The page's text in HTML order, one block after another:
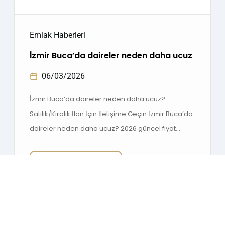
Emlak Haberleri
İzmir Buca’da daireler neden daha ucuz
06/03/2026
İzmir Buca’da daireler neden daha ucuz?
Satılık/Kiralık İlan İçin İletişime Geçin İzmir Buca’da
daireler neden daha ucuz? 2026 güncel fiyat
karşılaştırmalar bu rehberde. İzmir Buca’da